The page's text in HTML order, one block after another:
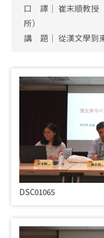
口 譯│ 崔末順教授
所）
講 題│ 從漢文學到
DSC01065